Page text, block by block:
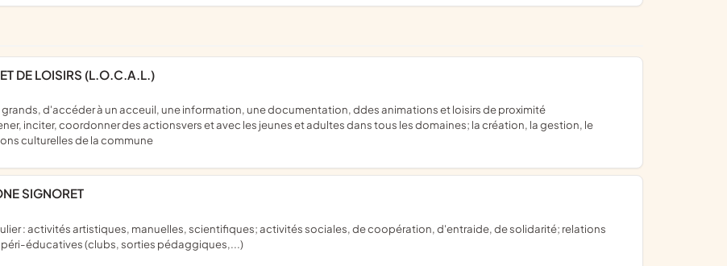
DE LOISIRS (L.O.C.A.L.)
inciter, coordonner des actionsvers et avec les jeunes et adultes dans tous les domaines; la création, la gestion, le
culturelles de la commune
SIGNORET
éducatives (clubs, sorties pédaggiques,...)